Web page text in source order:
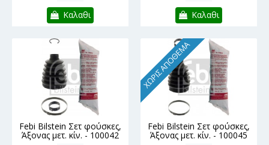
Καλαθι Καλαθι
Febi Bilstein Σετ φούσκες,
Άξονας μετ. κίν. - 100042
ΧΩΡΊΣ ΑΠΌΘΕΜΑ
Febi Bilstein Σετ φούσκες,
Άξονας μετ. κίν. - 100045